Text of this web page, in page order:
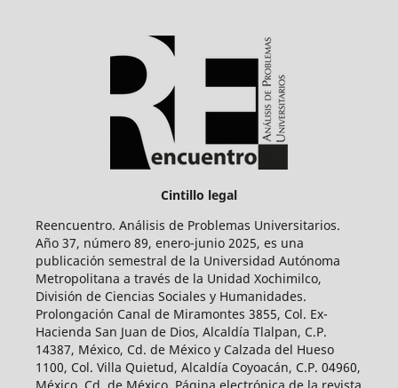
Cintillo legal
Reencuentro. Análisis de Problemas Universitarios.
Año 37, número 89, enero-junio 2025, es una
publicación semestral de la Universidad Autónoma
Metropolitana a través de la Unidad Xochimilco,
División de Ciencias Sociales y Humanidades.
Prolongación Canal de Miramontes 3855, Col. Ex-
Hacienda San Juan de Dios, Alcaldía Tlalpan, C.P.
14387, México, Cd. de México y Calzada del Hueso
1100, Col. Villa Quietud, Alcaldía Coyoacán, C.P. 04960,